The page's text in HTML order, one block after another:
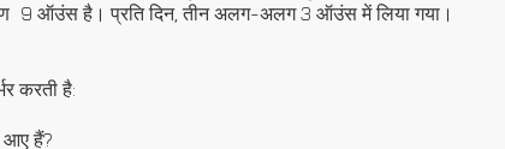
9 ऑउंस है। प्रति दिन, तीन अलग-अलग 3 ऑउंस में लिया गया।
करती है:
आए हैं?